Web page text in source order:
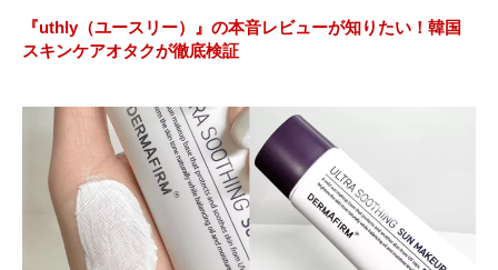
『uthly（ユースリー）』の本音レビューが知りたい！韓国
スキンケアオタクが徹底検証